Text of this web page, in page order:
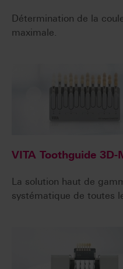
Détermination de la
maximale.
VITA Toothguide 3D-
La solution haut de
systématique de toutes